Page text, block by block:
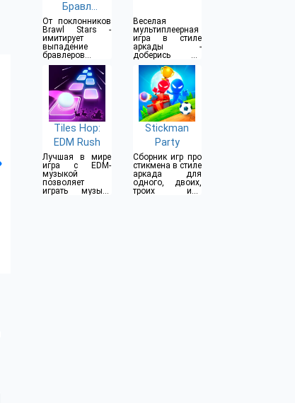
Бравл
Симулятор
От поклонников
Brawl Stars -
имитирует
выпадение
бравлеров и
прочего
Веселая
мультиплеерная
игра в стиле
аркады -
доберись до
конца водной
горки
Tiles Hop:
EDM Rush
Лучшая в мире
игра с EDM-
музыкой
позволяет
играть музыку
Stickman
Party
Сборник игр про
стикмена в стиле
аркада для
одного, двоих,
троих или